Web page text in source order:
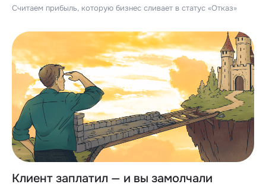
Считаем прибыль, которую бизнес сливает в статус «Отказ»
Клиент заплатил — и вы замолчали